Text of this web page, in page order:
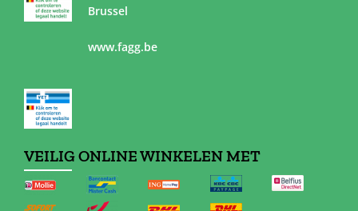
Brussel
www.fagg.be
VEILIG ONLINE WINKELEN MET